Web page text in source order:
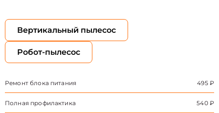
Вертикальный пылесос
Робот-пылесос
Ремонт блока питания 495 ₽
Полная профилактика 540 ₽